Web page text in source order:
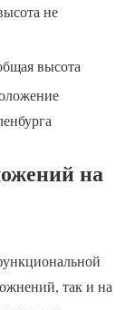
не
высота
на
так и на